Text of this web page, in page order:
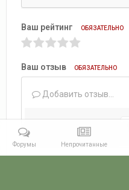
Ваш рейтинг ОБЯЗАТЕЛЬНО
Ваш отзыв ОБЯЗАТЕЛЬНО
Добавить отзыв...
Форумы Непрочитанные